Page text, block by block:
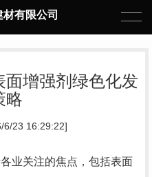
有限公司
增强剂绿色化发
略
6/23 16:29:22]
业关注的焦点，包括表面